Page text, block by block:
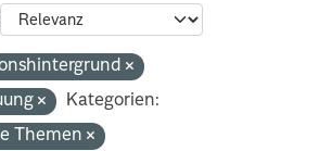
Kategorien:
Themen